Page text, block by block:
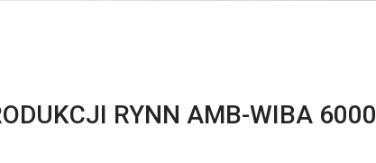
RYNN AMB-WIBA 6000